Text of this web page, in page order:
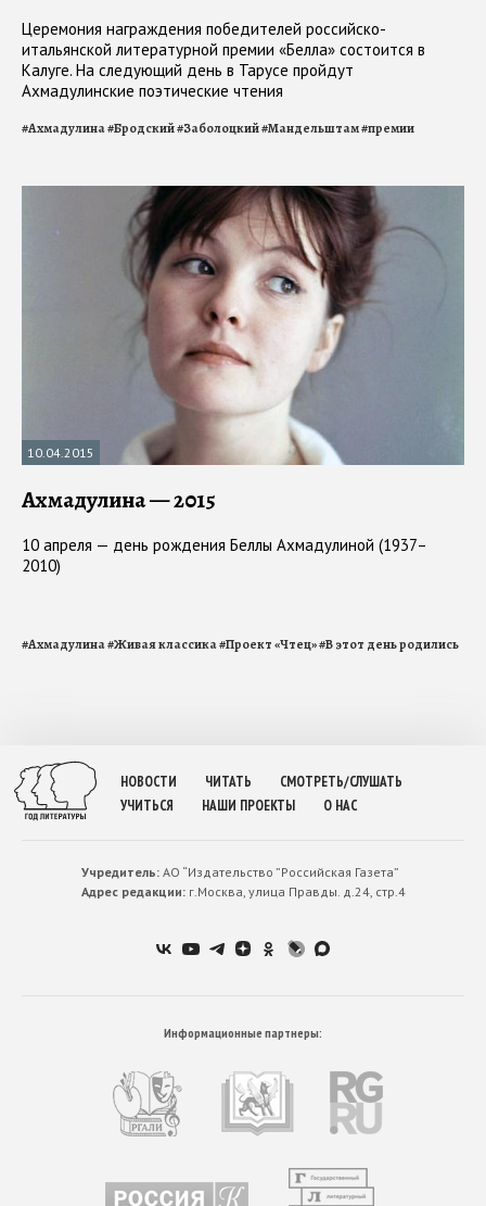
Церемония награждения победителей российско-
итальянской литературной премии «Белла» состоится в
Калуге. На следующий день в Тарусе пройдут
Ахмадулинские поэтические чтения
#Ахмадулина#Бродский#Заболоцкий#Мандельштам#премии
10.04.2015
Ахмадулина — 2015
10 апреля — день рождения Беллы Ахмадулиной (1937–
2010)
#Ахмадулина#Живая классика#Проект «Чтец»#В этот день родились
НОВОСТИ ЧИТАТЬ
СМОТРЕТЬ/СЛУШАТЬ
УЧИТЬСЯ
НАШИ ПРОЕКТЫ О НАС
Учредитель:АО “Издательство ”Российская Газета”
Адрес редакции:г.Москва, улица Правды. д.24, стр.4
Информационные партнеры: